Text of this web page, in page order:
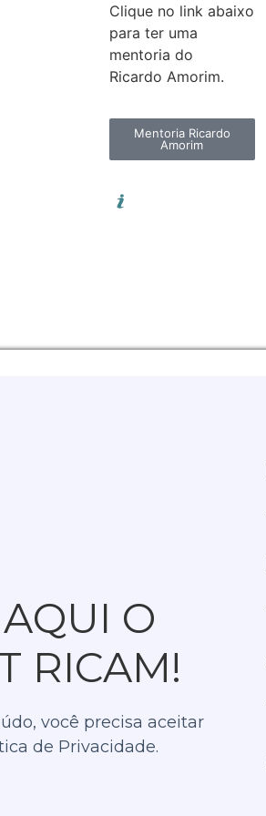
Clique no link abaixo
para ter uma
mentoria do
Ricardo Amorim.
Mentoria Ricardo
Amorim
O
RICAM!
você precisa aceitar
de Privacidade.